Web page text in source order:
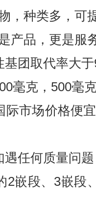
，种类多，可
产品，更是服
基团取代率大于
毫克， 500毫
际市场价格便宜
遇任何质量问
2嵌段、 3嵌段